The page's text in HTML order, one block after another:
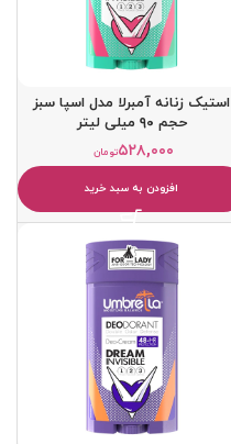
استیک زنانه آمبرلا مدل اسپا سبز
حجم ۹۰ میلی لیتر
تومان۵۲۸,۰۰۰
افزودن به سبد خرید